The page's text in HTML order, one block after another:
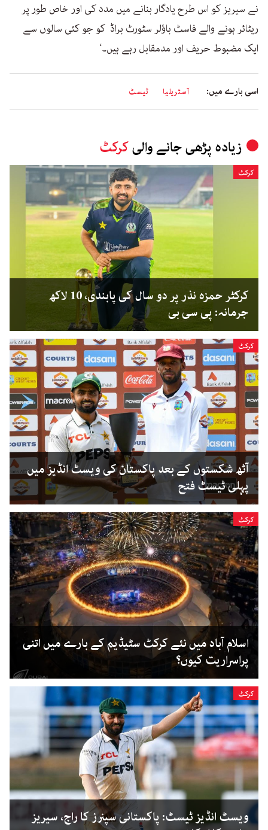
نے سیریز کو اس طرح یادگار بنانے میں مدد کی اور خاص طور پر
ریٹائر ہونے والے فاسٹ باؤلر سٹورٹ براڈ کو جو کئی سالوں سے
ایک مضبوط حریف اور مدمقابل رہے ہیں۔‘
اسی بارے میں: آسٹریلیا ٹیسٹ
زیادہ پڑھی جانے والیکرکٹ
کرکٹ
کرکٹر حمزہ نذر پر دو سال کی پابندی، 10 لاکھ
جرمانہ: پی سی بی
کرکٹ
آٹھ شکستوں کے بعد پاکستان کی ویسٹ انڈیز میں
پہلی ٹیسٹ فتح
کرکٹ
اسلام آباد میں نئے کرکٹ سٹیڈیم کے بارے میں اتنی
پراسراریت کیوں؟
کرکٹ
ویسٹ انڈیز ٹیسٹ: پاکستانی سپنرز کا راج، سیریز